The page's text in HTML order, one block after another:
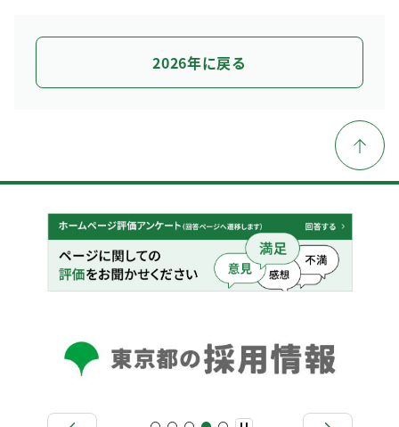
2026年に戻る